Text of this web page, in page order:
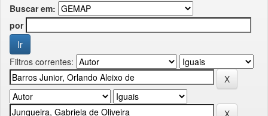
Buscar em:
por
Filtros correntes: